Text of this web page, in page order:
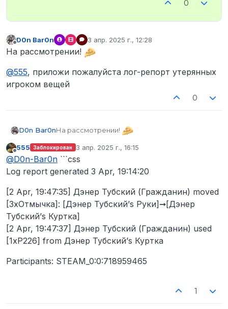
0
D0n Bar0n 3 апр. 2025 г., 12:28
отредактировано
На рассмотрении!
@555, приложи пожалуйста лог-репорт утерянных
игроком вещей
0
D0n Bar0nНа рассмотрении!
@555, приложи пожалуйста лог-репорт
утерянных игроком вещей
Не в сети
555 Заблокирован 3 апр. 2025 г., 16:15
отредактировано
@D0n-Bar0n ```css
Log report generated 3 Apr, 19:14:20
[2 Apr, 19:47:35] Дэнер Тубский (Гражданин) moved
[3xОтмычка]: [Дэнер Тубский’s Руки]➞[Дэнер
Тубский’s Куртка]
[2 Apr, 19:47:37] Дэнер Тубский (Гражданин) used
[1xP226] from Дэнер Тубский’s Куртка
Participants: STEAM_0:0:718959465
1